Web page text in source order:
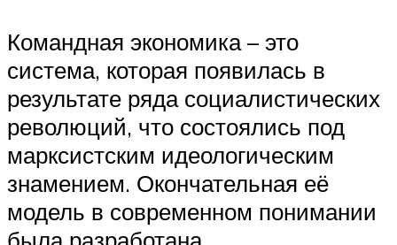
Командная экономика – это
система, которая появилась в
результате ряда социалистических
революций, что состоялись под
марксистским идеологическим
знамением. Окончательная её
модель в современном понимании